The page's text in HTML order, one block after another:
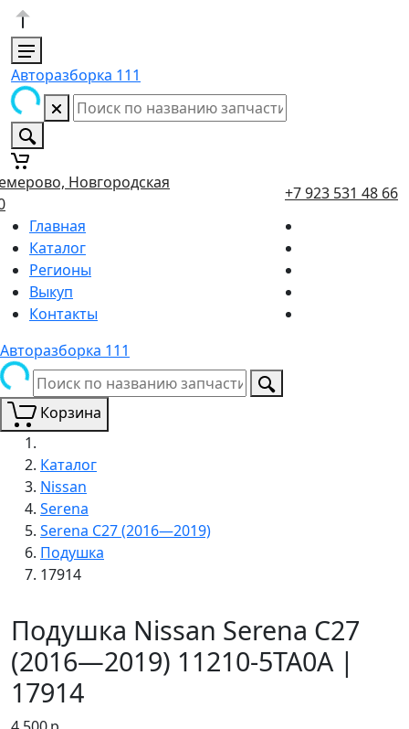
Авторазборка 111
Новгородская
+7 923 531 48 66
Главная
Каталог
Регионы
Выкуп
Контакты
Авторазборка 111
Корзина
Каталог
Nissan
Serena
Serena C27 (2016—2019)
Подушка
17914
Подушка Nissan Serena C27
(2016—2019) 11210-5TA0A |
17914